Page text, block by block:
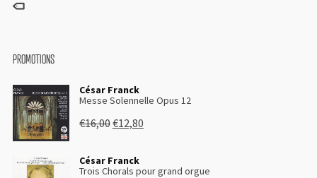
PROMOTIONS
César Franck
Messe Solennelle Opus 12
€16,00€12,80
César Franck
Trois Chorals pour grand orgue